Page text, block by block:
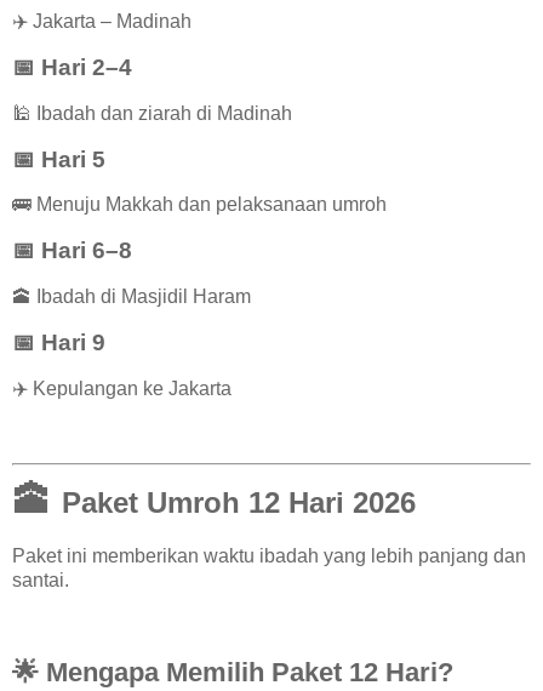
✈️ Jakarta – Madinah
📅 Hari 2–4
🕌 Ibadah dan ziarah di Madinah
📅 Hari 5
🚌 Menuju Makkah dan pelaksanaan umroh
📅 Hari 6–8
🕋 Ibadah di Masjidil Haram
📅 Hari 9
✈️ Kepulangan ke Jakarta
🕋 Paket Umroh 12 Hari 2026
Paket ini memberikan waktu ibadah yang lebih panjang dan
santai.
🌟 Mengapa Memilih Paket 12 Hari?